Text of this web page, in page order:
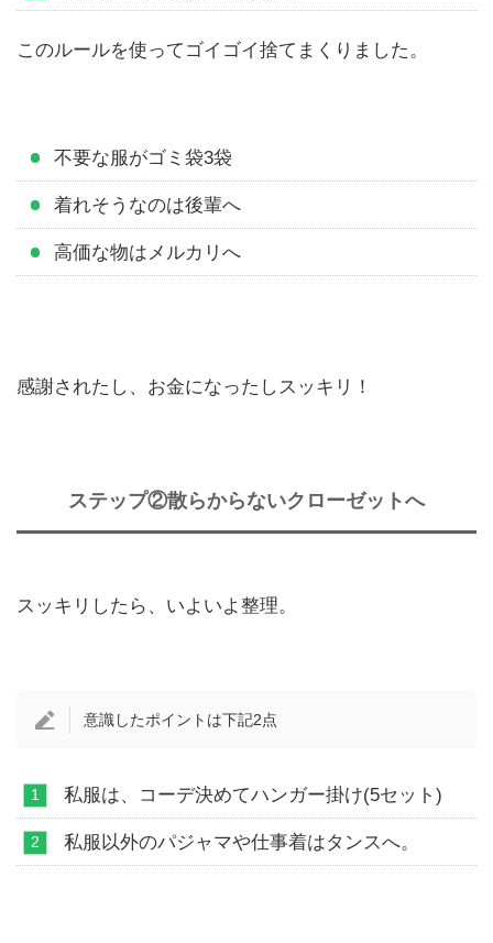
このルールを使ってゴイゴイ捨てまくりました。
不要な服がゴミ袋3袋
着れそうなのは後輩へ
高価な物はメルカリへ
感謝されたし、お金になったしスッキリ！
ステップ②散らからないクローゼットへ
スッキリしたら、いよいよ整理。
意識したポイントは下記2点
私服は、コーデ決めてハンガー掛け(5セット)
私服以外のパジャマや仕事着はタンスへ。